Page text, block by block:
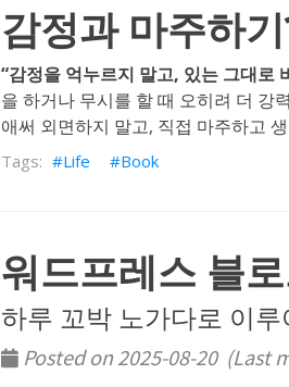
감정과 마주하
“감정을 억누르지 말고, 있는 그대로
을 하거나 무시를 할 때 오히려 더 강
애써 외면하지 말고, 직접 마주하고
Life Book
워드프레스 블
하루 꼬박 노가다로 이
Posted on 2025-08-20 (Last